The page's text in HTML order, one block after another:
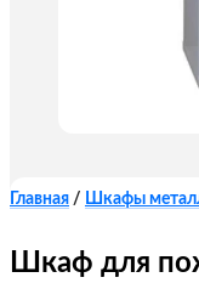
Главная / Шкафы
Шкаф для